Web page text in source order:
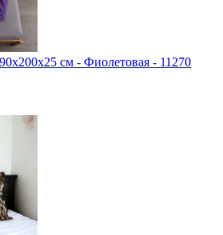
cм - Фиолетовая - 11270